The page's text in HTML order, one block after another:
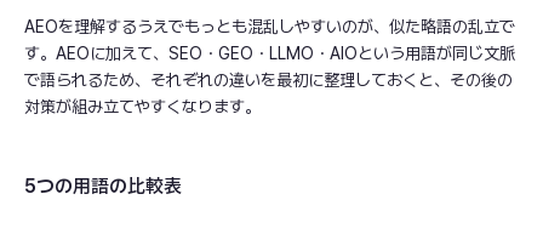
AEOを理解するうえでもっとも混乱しやすいのが、似た略語の乱立で
す。AEOに加えて、SEO・GEO・LLMO・AIOという用語が同じ文脈
で語られるため、それぞれの違いを最初に整理しておくと、その後の
対策が組み立てやすくなります。
5つの用語の比較表